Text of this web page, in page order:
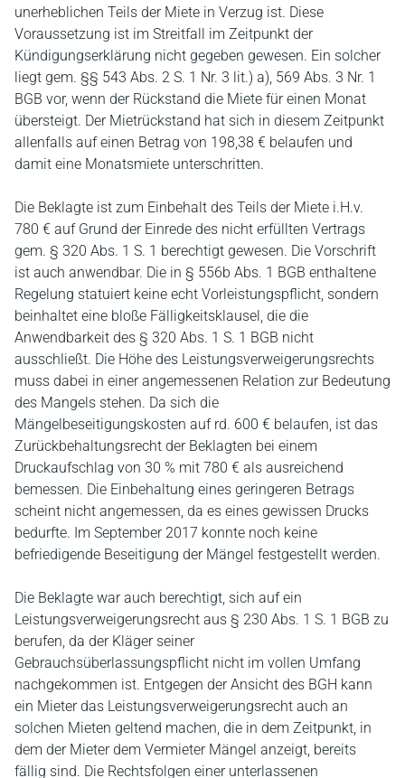
unerheblichen Teils der Miete in Verzug ist. Diese
Voraussetzung ist im Streitfall im Zeitpunkt der
Kündigungserklärung nicht gegeben gewesen. Ein solcher
liegt gem. §§ 543 Abs. 2 S. 1 Nr. 3 lit.) a), 569 Abs. 3 Nr. 1
BGB vor, wenn der Rückstand die Miete für einen Monat
übersteigt. Der Mietrückstand hat sich in diesem Zeitpunkt
allenfalls auf einen Betrag von 198,38 € belaufen und
damit eine Monatsmiete unterschritten.
Die Beklagte ist zum Einbehalt des Teils der Miete i.H.v.
780 € auf Grund der Einrede des nicht erfüllten Vertrags
gem. § 320 Abs. 1 S. 1 berechtigt gewesen. Die Vorschrift
ist auch anwendbar. Die in § 556b Abs. 1 BGB enthaltene
Regelung statuiert keine echt Vorleistungspflicht, sondern
beinhaltet eine bloße Fälligkeitsklausel, die die
Anwendbarkeit des § 320 Abs. 1 S. 1 BGB nicht
ausschließt. Die Höhe des Leistungsverweigerungsrechts
muss dabei in einer angemessenen Relation zur Bedeutung
des Mangels stehen. Da sich die
Mängelbeseitigungskosten auf rd. 600 € belaufen, ist das
Zurückbehaltungsrecht der Beklagten bei einem
Druckaufschlag von 30 % mit 780 € als ausreichend
bemessen. Die Einbehaltung eines geringeren Betrags
scheint nicht angemessen, da es eines gewissen Drucks
bedurfte. Im September 2017 konnte noch keine
befriedigende Beseitigung der Mängel festgestellt werden.
Die Beklagte war auch berechtigt, sich auf ein
Leistungsverweigerungsrecht aus § 230 Abs. 1 S. 1 BGB zu
berufen, da der Kläger seiner
Gebrauchsüberlassungspflicht nicht im vollen Umfang
nachgekommen ist. Entgegen der Ansicht des BGH kann
ein Mieter das Leistungsverweigerungsrecht auch an
solchen Mieten geltend machen, die in dem Zeitpunkt, in
dem der Mieter dem Vermieter Mängel anzeigt, bereits
fällig sind. Die Rechtsfolgen einer unterlassenen